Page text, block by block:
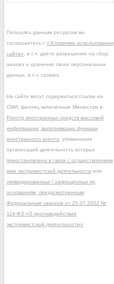
Пользуясь данным ресурсом вы
соглашаетесь с «Условиями использования
сайта» , в т.ч. даёте разрешение на сбор,
анализ и хранение своих персональных
данных, в т.ч. cookies.
На сайте могут содержаться ссылки на
СМИ, физлиц включённые Минюстом в
Реестр иностранных средств массовой
информации, выполняющих функции
иностранного агента , упоминания
организаций деятельность которых
приостановлена в связи с осуществлением
ими экстремистской деятельности или
ликвидированных / запрещённых по
основаниям, предусмотренным
Федеральным законом от 25.07.2002 №
114-ФЗ «О противодействии
экстремистской деятельности»